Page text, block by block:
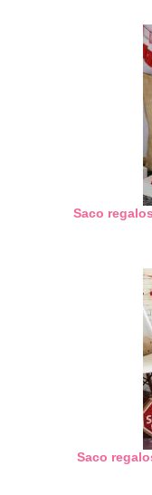
Saco
Saco